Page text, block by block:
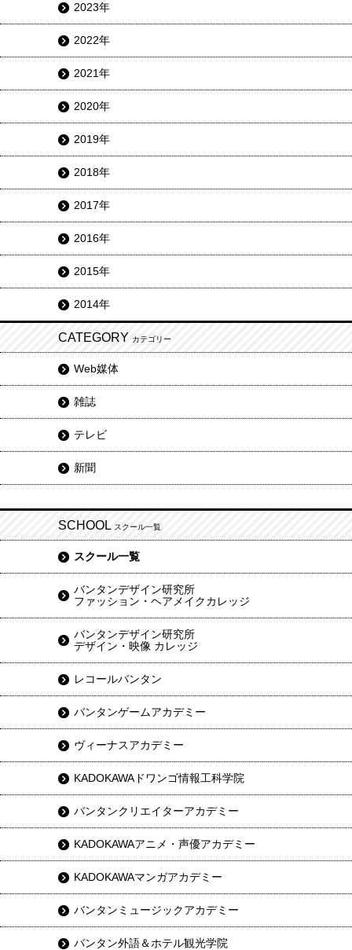
2023年
2022年
2021年
2020年
2019年
2018年
2017年
2016年
2015年
2014年
CATEGORY カテゴリー
Web媒体
雑誌
テレビ
新聞
SCHOOL スクール一覧
スクール一覧
バンタンデザイン研究所
ファッション・ヘアメイクカレッジ
バンタンデザイン研究所
デザイン・映像 カレッジ
レコールバンタン
バンタンゲームアカデミー
ヴィーナスアカデミー
KADOKAWAドワンゴ情報工科学院
バンタンクリエイターアカデミー
KADOKAWAアニメ・声優アカデミー
KADOKAWAマンガアカデミー
バンタンミュージックアカデミー
バンタン外語＆ホテル観光学院